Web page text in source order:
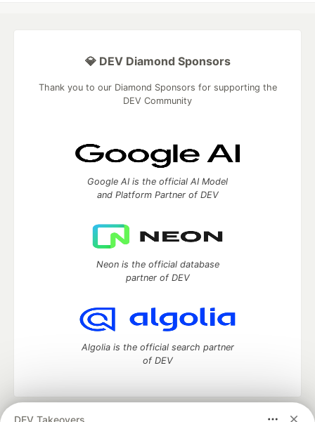
DEV Takeovers
💎 DEV Diamond Sponsors
Thank you to our Diamond Sponsors for supporting the
DEV Community
Google AI is the official AI Model
and Platform Partner of DEV
Neon is the official database
partner of DEV
Algolia is the official search partner
of DEV